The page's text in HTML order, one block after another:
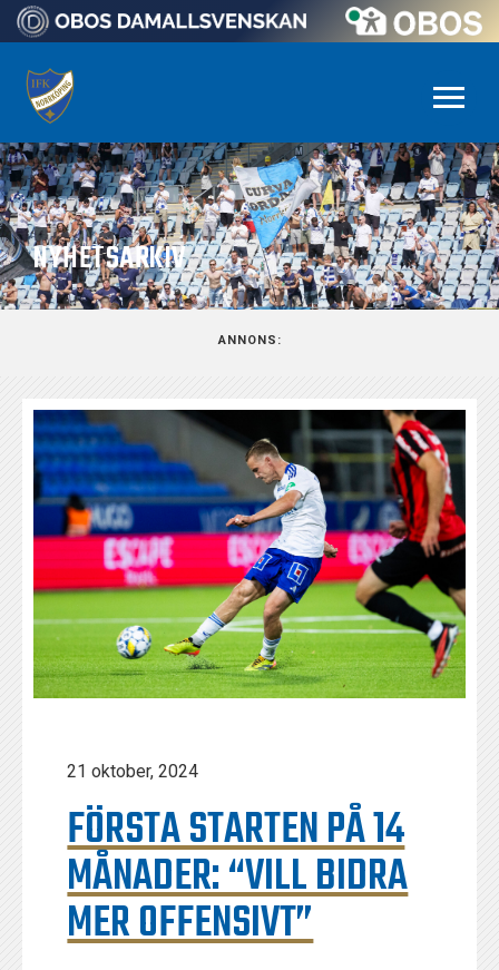
NYHETSARKIV
ANNONS:
21 oktober, 2024
FÖRSTA STARTEN PÅ 14
MÅNADER: “VILL BIDRA
MER OFFENSIVT”